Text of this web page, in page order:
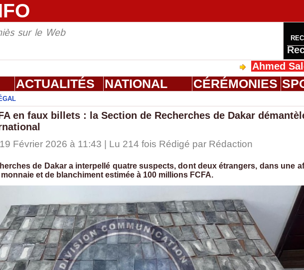
sur le Web
Ahmed Saloum
ACTUALITÉS NATIONAL CÉRÉMONIES
en faux billets : la Section de Recherches de Dakar
Février 2026 à 11:43 | Lu 214 fois Rédigé par Rédaction
de Dakar a interpellé quatre suspects, dont deux étrangers, dans une
et de blanchiment estimée à 100 millions FCFA.